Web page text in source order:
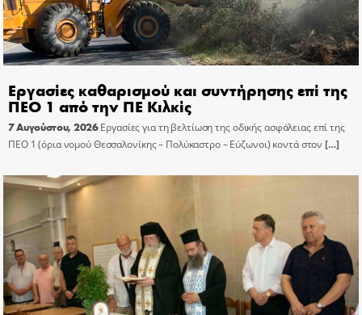
Εργασίες καθαρισμού και συντήρησης επί της
ΠΕΟ 1 από την ΠΕ Κιλκίς
7 Αυγούστου, 2026 Εργασίες για τη βελτίωση της οδικής ασφάλειας επί της
ΠΕΟ 1 (όρια νομού Θεσσαλονίκης – Πολύκαστρο – Εύζωνοι) κοντά στον […]